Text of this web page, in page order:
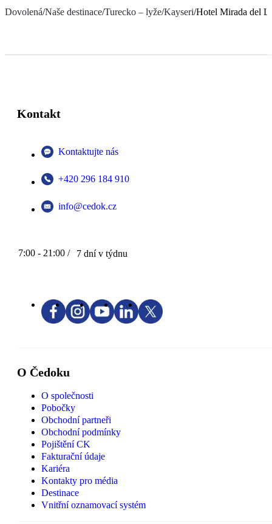
Dovolená/Naše destinace/Turecko – lyže/Kayseri/Hotel Mirada del
Kontakt
Kontaktujte nás
+420 296 184 910
info@cedok.cz
7:00 - 21:00 / 7 dní v týdnu
O Čedoku
O společnosti
Pobočky
Obchodní partneři
Obchodní podmínky
Pojištění CK
Fakturační údaje
Kariéra
Kontakty pro média
Destinace
Vnitřní oznamovací systém